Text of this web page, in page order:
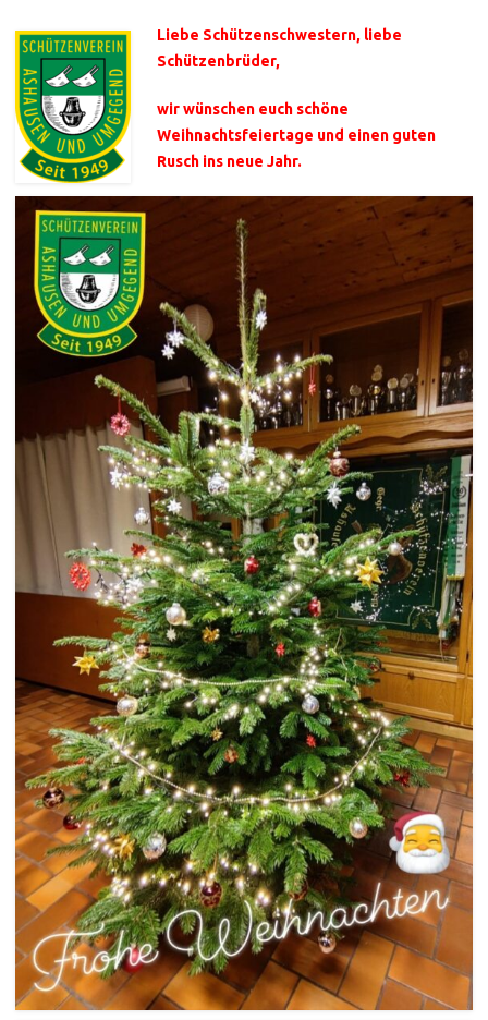
Liebe Schützenschwestern, liebe
Schützenbrüder,
wir wünschen euch schöne
Weihnachtsfeiertage und einen guten
Rusch ins neue Jahr.